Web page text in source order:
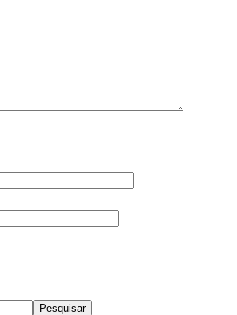
Pesquisar